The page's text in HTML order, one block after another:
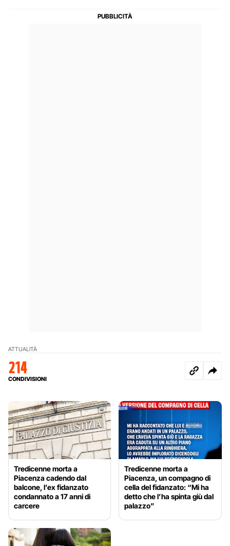
ATTUALITÀ
214
CONDIVISIONI
Tredicenne morta a
Piacenza cadendo dal
balcone, l’ex fidanzato
condannato a 17 anni di
carcere
Tredicenne morta a
Piacenza, un compagno di
cella del fidanzato: “Mi ha
detto che l’ha spinta giù dal
palazzo”